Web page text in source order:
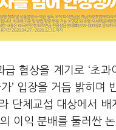
급 협상을 계기로 ‘초과
’ 입장을 거듭 밝히며
단체교섭 대상에서
이익 분배를 둘러싼